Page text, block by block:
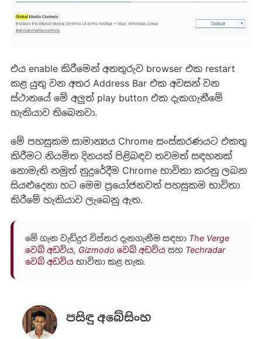
එය enable කිරීමෙන් අනතුරුව browser එක restart
කළ යුතු වන අතර Address Bar එක අවසන් වන
ස්ථානයේ මේ අලුත් play button එක දැකගැනීමේ
හැකියාව තිබෙනවා.
මේ පහසුකම සාමාන්‍යය Chrome සංස්කරණයට එකතු
කිරීමට නියමිත දිනයක් පිළිබඳව තවමත් සඳහනක්
නොමැති නමුත් නුදුරේදීම Chrome භාවිතා කරනු ලබන
සියළුදෙනා හට මෙම ප්‍රයෝජනවත් පහසුකම භාවිතා
කිරීමේ හැකියාව ලැබෙනු ඇත.
මේ ගැන වැඩිදුර විස්තර දැනගැනීම සඳහා The Verge
වෙබ් අඩවිය, Gizmodo වෙබ් අඩවියසහ Techradar
වෙබ් අඩවියභාවිතා කළ හැක.
පසිඳු අබේසිංහ